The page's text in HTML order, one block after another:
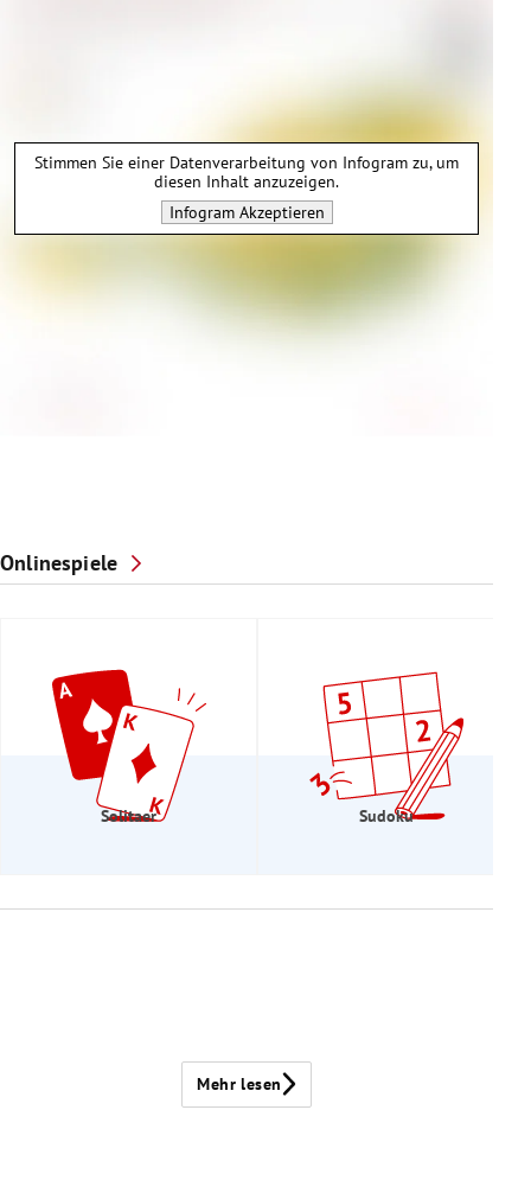
Stimmen Sie einer Datenverarbeitung von Infogram zu, um
diesen Inhalt anzuzeigen.
InfogramAkzeptieren
Onlinespiele
Solitaer Sudoku
Mehr lesen